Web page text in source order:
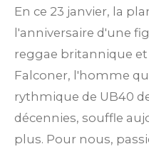
En ce 23 janvier, la
l'anniversaire d'une
reggae britannique
Falconer, l'homme
rythmique de UB40
décennies, souffle
plus. Pour nous,